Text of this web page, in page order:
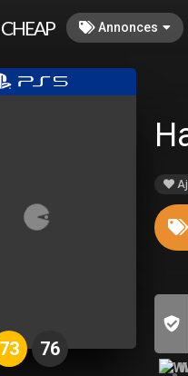
Annonces
73 76